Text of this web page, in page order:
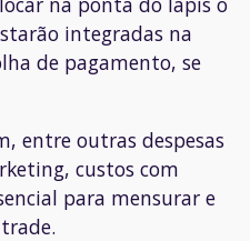
integradas na
de pagamento, se
entre outras despesas
custos com
para mensurar e